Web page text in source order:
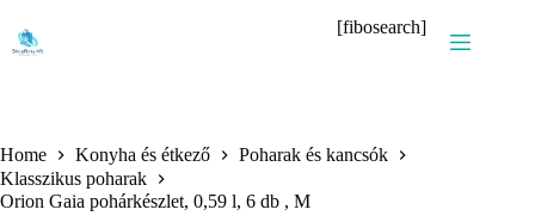
content
[fibosearch]
Home Konyha és étkező
Poharak és kancsók
Klasszikus poharak
Orion Gaia pohárkészlet, 0,59 l, 6 db , M